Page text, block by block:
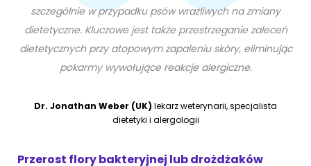
szczególnie w przypadku psów wrażliwych na zmiany
dietetyczne. Kluczowe jest także przestrzeganie zaleceń
dietetycznych przy atopowym zapaleniu skóry, eliminując
pokarmy wywołujące reakcje alergiczne.
Dr. Jonathan Weber (UK) lekarz weterynarii, specjalista
dietetyki i alergologii
Przerost flory bakteryjnej lub drożdżaków